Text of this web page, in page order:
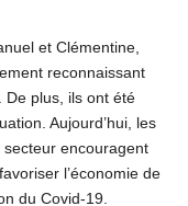
et Clémentine,
reconnaissant
De plus, ils ont été
Aujourd’hui, les
encouragent
l’économie de
du Covid-19.